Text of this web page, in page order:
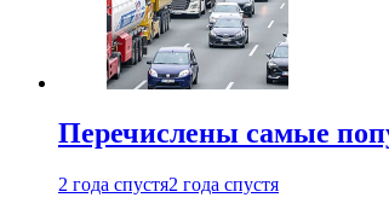
Перечислены самые
2 года спустя2 года спустя